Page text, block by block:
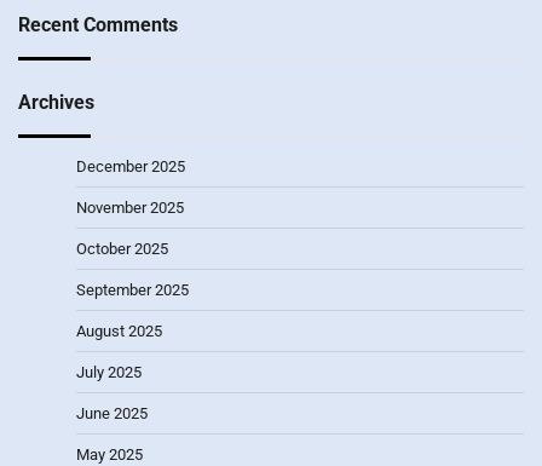
Recent Comments
Archives
December 2025
November 2025
October 2025
September 2025
August 2025
July 2025
June 2025
May 2025